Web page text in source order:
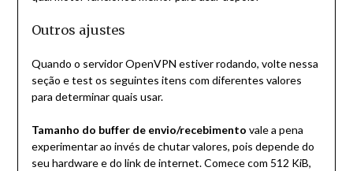
Outros ajustes
Quando o servidor OpenVPN estiver rodando, volte nessa
seção e test os seguintes itens com diferentes valores
para determinar quais usar.
Tamanho do buffer de envio/recebimento vale a pena
experimentar ao invés de chutar valores, pois depende do
seu hardware e do link de internet. Comece com 512 KiB,